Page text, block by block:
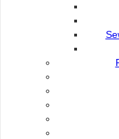
Melebihi 10 meter